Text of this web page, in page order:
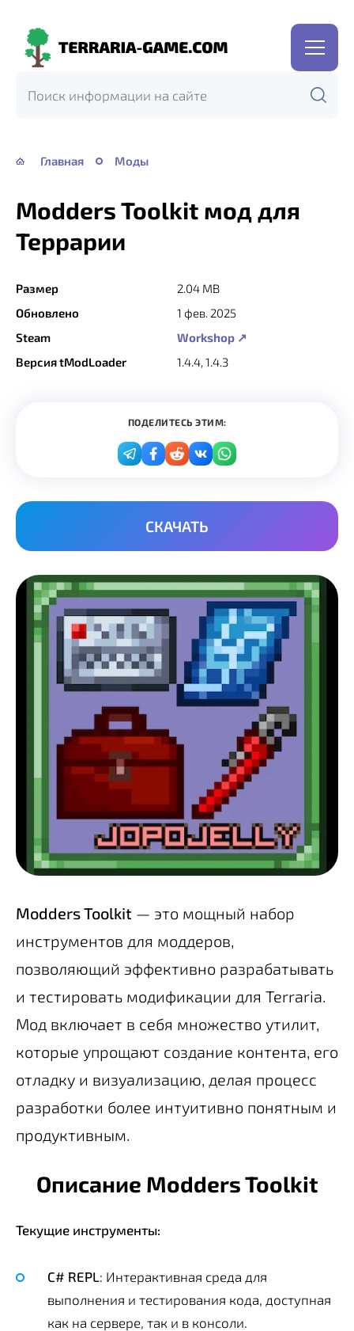
Terraria-
Главная Моды
Modders Toolkit мод для
Террарии
Размер
2.04 MB
Обновлено
1 фев. 2025
Steam
Workshop ↗
Версия tModLoader
1.4.4, 1.4.3
ПОДЕЛИТЕСЬ ЭТИМ:
СКАЧАТЬ
Modders Toolkit — это мощный набор
инструментов для моддеров,
позволяющий эффективно разрабатывать
и тестировать модификации для Terraria.
Мод включает в себя множество утилит,
которые упрощают создание контента, его
отладку и визуализацию, делая процесс
разработки более интуитивно понятным и
продуктивным.
Описание Modders Toolkit
Текущие инструменты:
C# REPL : Интерактивная среда для
выполнения и тестирования кода, доступная
как на сервере, так и в консоли.